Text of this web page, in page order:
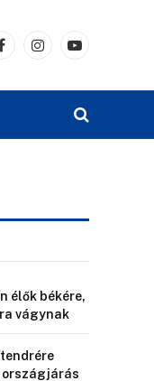
FacebookInstagramYouTube
élők békére,
vágynak
országjárás